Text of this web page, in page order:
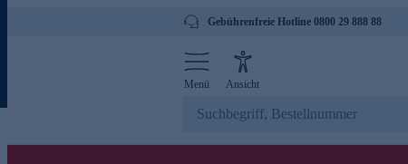
Gebührenfreie Hotline 0800 29 888 88
Menü Ansicht